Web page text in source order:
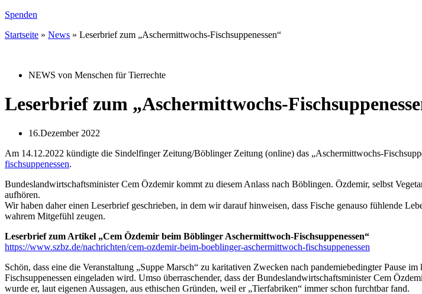
Spenden
Startseite » News » Leserbrief zum „Aschermittwochs-Fischsuppenessen“
NEWS von Menschen für Tierrechte
Leserbrief zum „Aschermittwochs-
16.Dezember 2022
Am 14.12.2022 kündigte die Sindelfinger Zeitung/Böblinger Zeitung (online) das „Aschermittwochs-
fischsuppenessen.
Bundeslandwirtschaftsminister Cem Özdemir kommt zu diesem Anlass nach Böblingen. Özdemir, selbst
aufhören.
Wir haben daher einen Leserbrief geschrieben, in dem wir darauf hinweisen, dass Fische genauso fühlende
wahrem Mitgefühl zeugen.
Leserbrief zum Artikel „Cem Özdemir beim Böblinger Aschermittwoch-Fischsuppenessen“
https://www.szbz.de/nachrichten/cem-ozdemir-beim-boeblinger-aschermittwoch-fischsuppenessen
Schön, dass eine die Veranstaltung „Suppe Marsch“ zu karitativen Zwecken nach pandemiebedingter Pause
Fischsuppenessen eingeladen wird. Umso überraschender, dass der Bundeslandwirtschaftsminister Cem
wurde er, laut eigenen Aussagen, aus ethischen Gründen, weil er „Tierfabriken“ immer schon furchtbar fand.